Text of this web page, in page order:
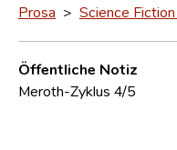
Prosa > Science
Öffentliche Notiz
Meroth-Zyklus 4/5